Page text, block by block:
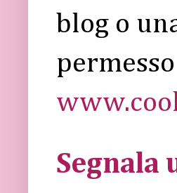
blog o
Segnala